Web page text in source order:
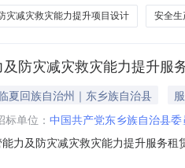
灾减灾救灾能力提升项目设计 安全生
防灾减灾救灾能力提升服
夏回族自治州｜东乡族自治县
标单位： 中国共产党东乡族自治县
力及防灾减灾救灾能力提升服务